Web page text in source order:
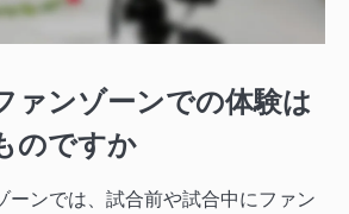
ァンゾーンでの体験は
のですか
ーンでは、試合前や試合中にファン